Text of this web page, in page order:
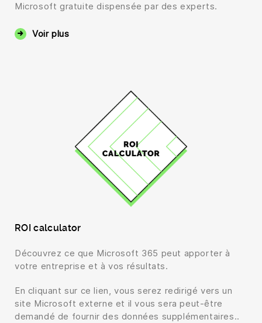
Microsoft gratuite dispensée par des experts.
Voir plus
ROI calculator
Découvrez ce que Microsoft 365 peut apporter à
votre entreprise et à vos résultats.
En cliquant sur ce lien, vous serez redirigé vers un
site Microsoft externe et il vous sera peut-être
demandé de fournir des données supplémentaires..